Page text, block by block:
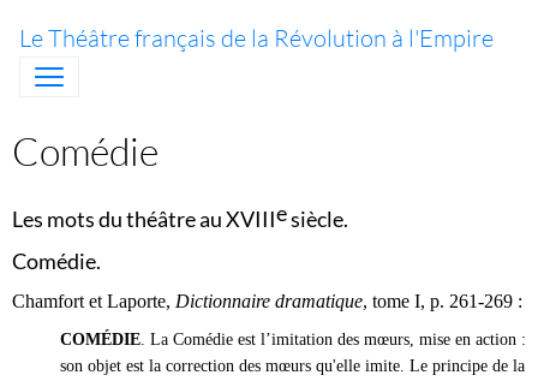
Le Théâtre français de la Révolution à l'Empire
Comédie
Les mots du théâtre au XVIIIesiècle.
Comédie.
Chamfort et Laporte, Dictionnaire dramatique, tome I, p. 261-269 :
COMÉDIE . La Comédie est l’imitation des mœurs, mise en action :
son objet est la correction des mœurs qu'elle imite. Le principe de la